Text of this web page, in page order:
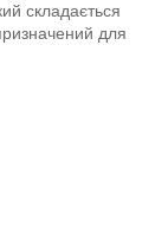
складається
для